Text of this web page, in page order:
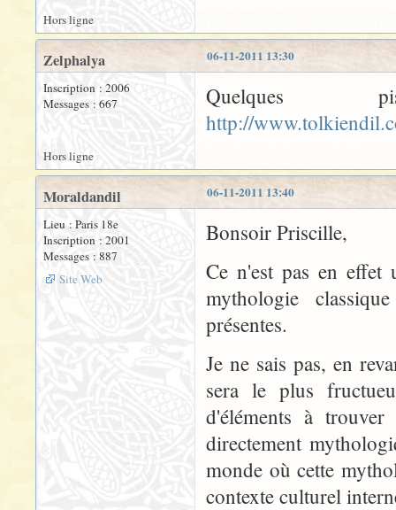
Hors ligne
06-11-2011 13:30
Zelphalya
Inscription : 2006
Messages : 667
http://
Hors ligne
06-11-2011 13:40
Moraldandil
Lieu : Paris 18e
Inscription : 2001
Messages : 887
Site Web
Bonsoir Priscille,
Ce n'est pas en effet
mythologie
présentes.
Je ne sais pas, en
sera le plus
d'éléments à
directement
monde où cette
contexte culturel